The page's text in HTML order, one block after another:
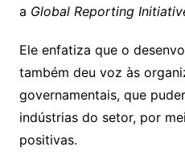
a Global Reporting
Ele enfatiza que o
também deu voz às
governamentais, que
indústrias do setor, por
positivas.